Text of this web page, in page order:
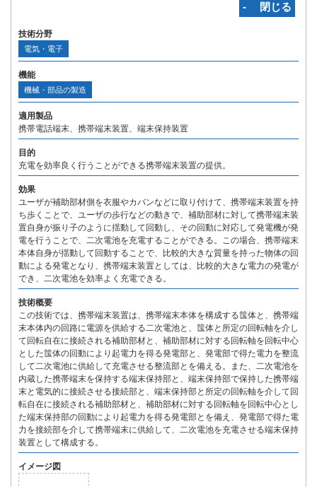
‐ 閉じる
技術分野
電気・電子
機能
機械・部品の製造
適用製品
携帯電話端末、携帯端末装置、端末保持装置
目的
充電を効率良く行うことができる携帯端末装置の提供。
効果
ユーザが補助部材側を衣服やカバンなどに取り付けて、携帯端末装置を持
ち歩くことで、ユーザの歩行などの動きで、補助部材に対して携帯端末装
置自身が振り子のように揺動して回動し、その回動に対応して発電機が発
電を行うことで、二次電池を充電することができる。この場合、携帯端末
本体自身が揺動して回動することで、比較的大きな質量を持った物体の回
動による発電となり、携帯端末装置としては、比較的大きな電力の発電が
でき、二次電池を効率よく充電できる。
技術概要
この技術では、携帯端末装置は、携帯端末本体を構成する筺体と、携帯端
末本体内の回路に電源を供給する二次電池と、筺体と所定の回転軸を介し
て回転自在に接続される補助部材と、補助部材に対する回転軸を回転中心
とした筺体の回動により起電力を得る発電部と、発電部で得た電力を整流
して二次電池に供給して充電させる整流部とを備える。また、二次電池を
内蔵した携帯端末を保持する端末保持部と、端末保持部で保持した携帯端
末と電気的に接続させる接続部と、端末保持部と所定の回転軸を介して回
転自在に接続される補助部材と、補助部材に対する回転軸を回転中心とし
た端末保持部の回動により起電力を得る発電部とを備え、発電部で得た電
力を接続部を介して携帯端末に供給して、二次電池を充電させる端末保持
装置として構成する。
イメージ図